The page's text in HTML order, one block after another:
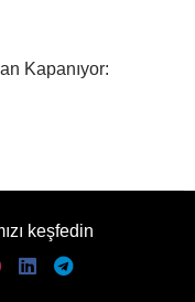
Kapanıyor:
keşfedin